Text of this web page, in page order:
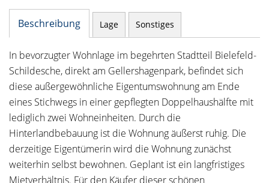
Beschreibung Lage Sonstiges
In bevorzugter Wohnlage im begehrten Stadtteil Bielefeld-
Schildesche, direkt am Gellershagenpark, befindet sich
diese außergewöhnliche Eigentumswohnung am Ende
eines Stichwegs in einer gepflegten Doppelhaushälfte mit
lediglich zwei Wohneinheiten. Durch die
Hinterlandbebauung ist die Wohnung äußerst ruhig. Die
derzeitige Eigentümerin wird die Wohnung zunächst
weiterhin selbst bewohnen. Geplant ist ein langfristiges
Mietverhältnis. Für den Käufer dieser schönen